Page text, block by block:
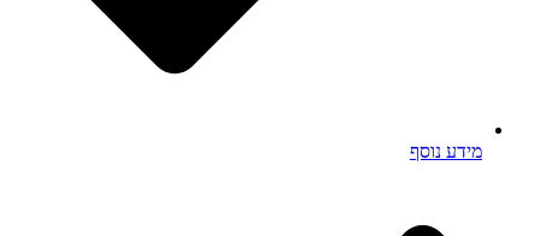
מידע נוסף